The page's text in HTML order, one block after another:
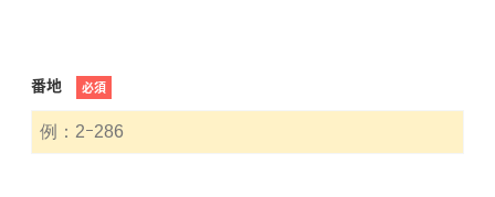
番地 必須